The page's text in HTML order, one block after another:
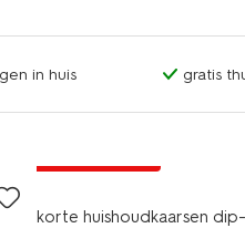
in huis gratis
korte huishoudkaarsen